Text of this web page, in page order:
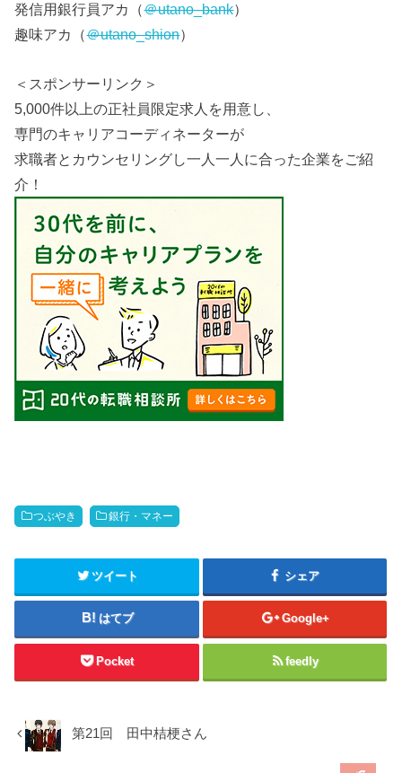
発信用銀行員アカ（＠utano_bank）
趣味アカ（＠utano_shion）
＜スポンサーリンク＞
5,000件以上の正社員限定求人を用意し、
専門のキャリアコーディネーターが
求職者とカウンセリングし一人一人に合った企業をご紹
介！
つぶやき 銀行・マネー
ツイート シェア
はてブ Google+
Pocket feedly
第21回 田中桔梗さん